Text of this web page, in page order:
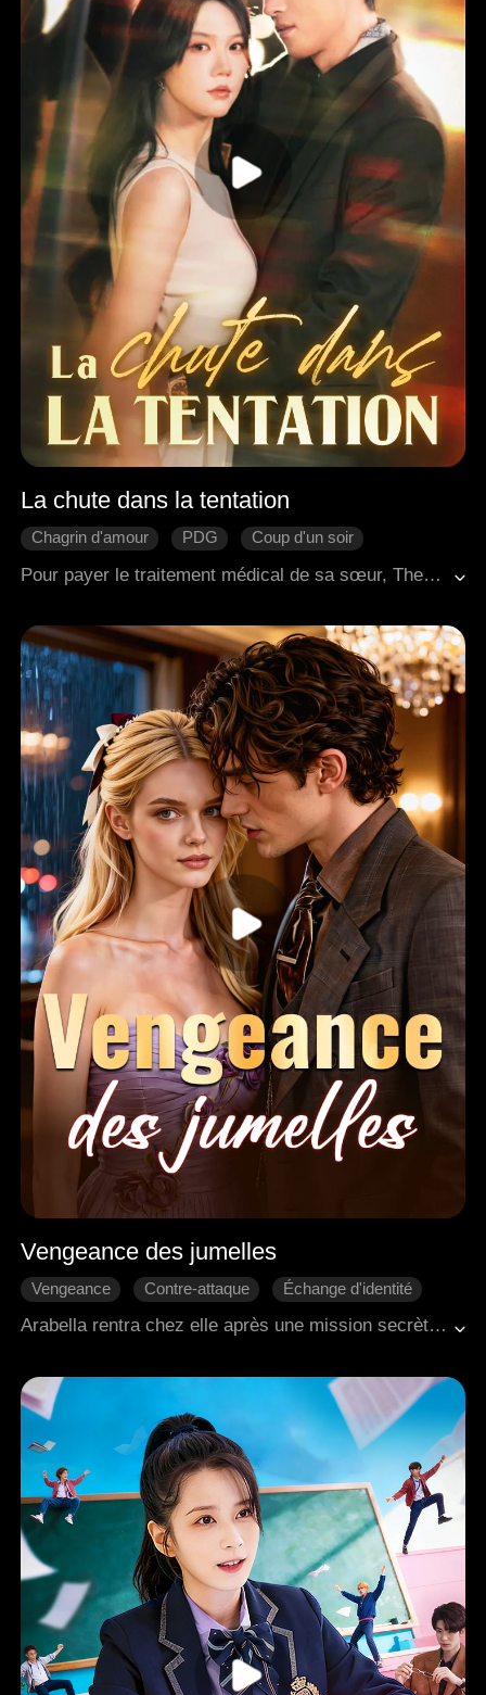
La chute dans la tentation
Chagrin d'amour PDG
Coup d'un soir
Romance moderne
Pour payer le traitement médical de sa sœur, Thea a sacrifié sa virginité à un prix élevé, en se vendant à un inconnu nommé Jeff. Un an plus tard, lors d'une réunion avec les amis de son prétendant Gavin, elle a rencontré Jeff à nouveau. Il l'a reconnue et l'a confrontée dans un endroit isolé. Paniquée, Thea s'est enfuie dans le salon privé, avant d'être entraînée par Gavin pour faire face à Jeff une fois de plus. Gavin lui a dit que seul Jeff avait le remède qui pourrait sauver sa sœur. Ravalant sa fierté, elle l'a humblement supplié de lui donner le médicament, mais Jeff était implacable, déterminé à raviver la passion de cette nuit inoubliable...
Vengeance des jumelles
Vengeance Contre-attaque
Échange d'identité
Héroïne inspirante
Arabella rentra chez elle après une mission secrète de 7 ans pour retrouver sa sœur jumelle Daisy, mais elle découvrit avec horreur que Daisy avait été maltraitée par leur tante Meagan et ses filles, Elissa et Khloe. Elles lui brisèrent les jambes, réduisant en miettes son rêve de devenir danseuse. Pour venger sa sœur, Arabella prit le nom de Daisy et intégra l'école ainsi que la troupe de danse. Non seulement elle exposa le harcèlement et les moqueries infligés par Elissa et d'autres élèves, mais elle récupéra également l'ancienne maison de leurs parents et chassa la famille de leur tante de la maison. Asher Gordon, le fils d'un ancien ami de son père et chef d'une famille de haut rang, vint à son aide, et tous deux se lièrent d'amitié, ou peut-être de quelque chose de plus intime.